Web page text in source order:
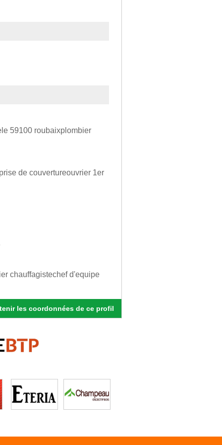
59100 roubaixplombier
de couvertureouvrier 1er
chauffagistechef d'equipe
les coordonnées de ce profil